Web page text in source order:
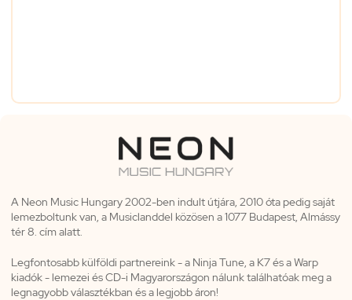
A Neon Music Hungary 2002-ben indult útjára, 2010 óta pedig saját
lemezboltunk van, a Musiclanddel közösen a 1077 Budapest, Almássy
tér 8. cím alatt.
Legfontosabb külföldi partnereink - a Ninja Tune, a K7 és a Warp
kiadók - lemezei és CD-i Magyarországon nálunk találhatóak meg a
legnagyobb választékban és a legjobb áron!